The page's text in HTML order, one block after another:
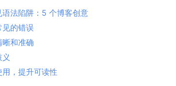
法陷阱：5 个博客创意
见的错误
晰和准确
，提升可读性